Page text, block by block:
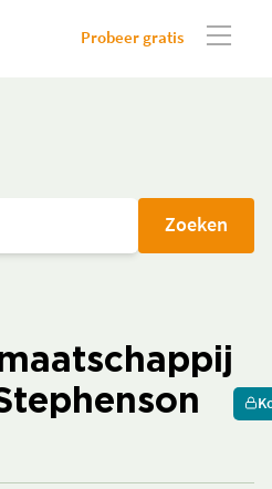
Probeer gratis
Zoeken